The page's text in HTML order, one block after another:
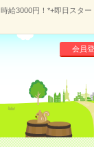
時給3000円！*+即日スタ
会員